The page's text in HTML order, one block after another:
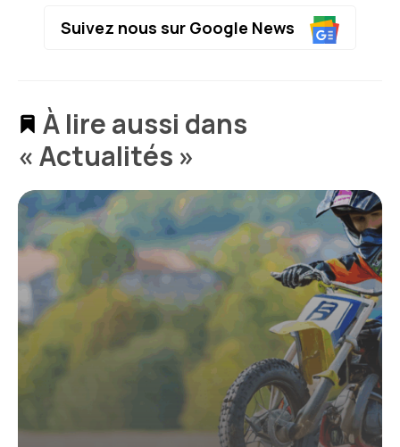
Suivez nous sur Google News
À lire aussi dans
« Actualités »